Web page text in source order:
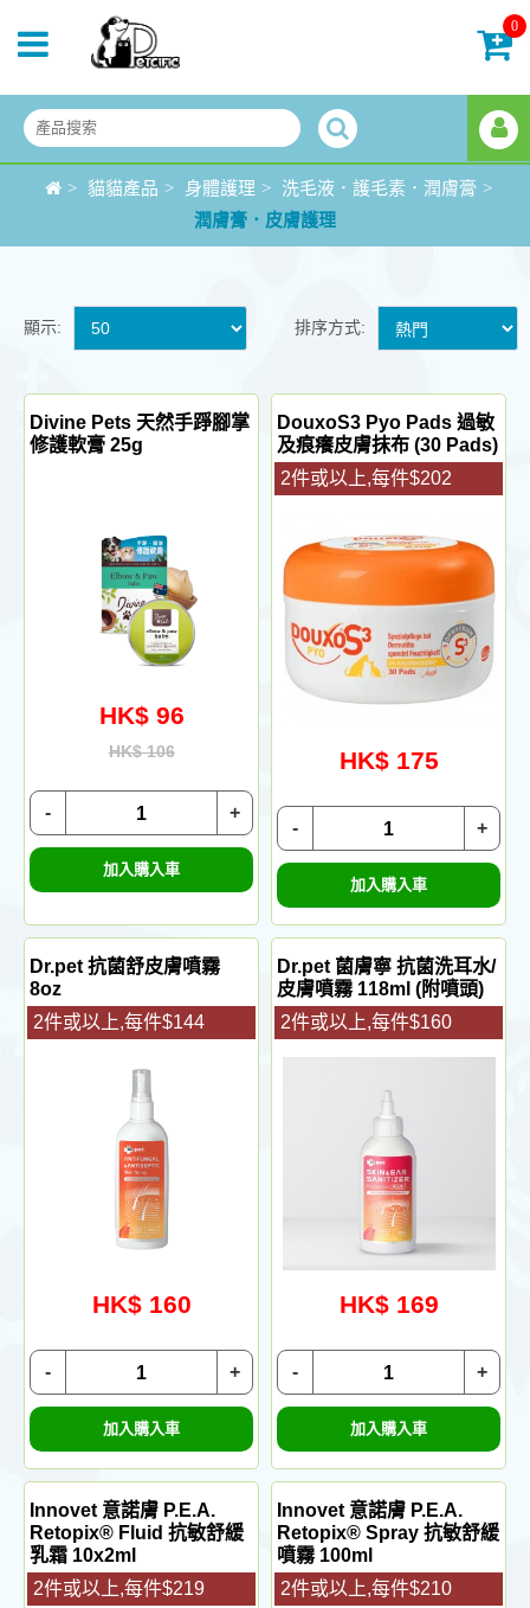
0
> 貓貓產品 > 身體護理 > 洗毛液．護毛素．潤膚膏 >
潤膚膏．皮膚護理
排序方式:
顯示:
Divine Pets 天然手踭腳掌
修護軟膏 25g
HK$ 96
HK$ 106
+
-
加入購入車
DouxoS3 Pyo Pads 過敏
及痕癢皮膚抹布 (30 Pads)
2件或以上,每件$202
HK$ 175
+
-
加入購入車
Dr.pet 抗菌舒皮膚噴霧
8oz
2件或以上,每件$144
HK$ 160
+
-
加入購入車
Dr.pet 菌膚寧 抗菌洗耳水/
皮膚噴霧 118ml (附噴頭)
2件或以上,每件$160
HK$ 169
+
-
加入購入車
Innovet 意諾膚 P.E.A.
Retopix® Fluid 抗敏舒緩
乳霜 10x2ml
2件或以上,每件$219
Innovet 意諾膚 P.E.A.
Retopix® Spray 抗敏舒緩
噴霧 100ml
2件或以上,每件$210